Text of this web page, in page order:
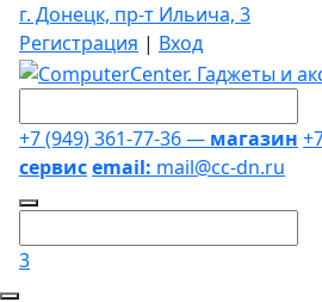
г. Донецк, пр-т Ильича, 3
Регистрация | Вход
+7 (949) 361-77-36 — магазин
сервисemail: mail@cc-dn.ru
3